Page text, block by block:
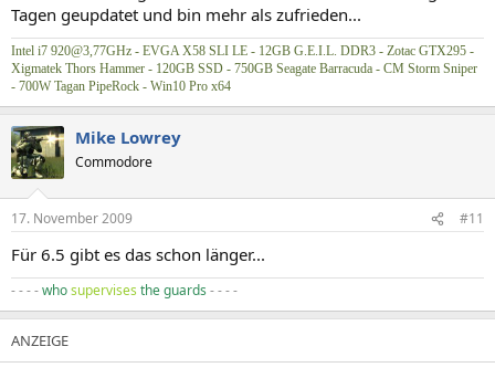
Tagen geupdatet und bin mehr als zufrieden...
Intel i7 920@3,77GHz - EVGA X58 SLI LE - 12GB G.E.I.L. DDR3 - Zotac GTX295 -
Xigmatek Thors Hammer - 120GB SSD - 750GB Seagate Barracuda - CM Storm Sniper
- 700W Tagan PipeRock - Win10 Pro x64
Mike Lowrey
Commodore
17. November 2009 #11
Für 6.5 gibt es das schon länger...
- - - -whosupervises the guards - - - -